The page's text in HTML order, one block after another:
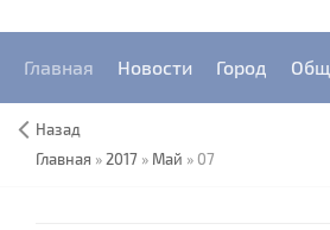
Главная Новости Город
Назад
Главная » 2017 » Май » 07